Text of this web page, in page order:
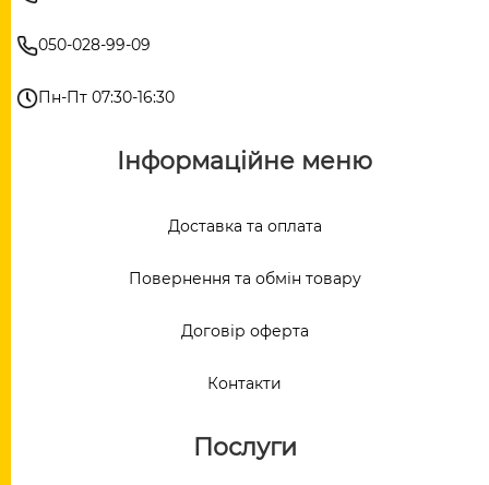
050-028-99-09
Пн-Пт 07:30-16:30
Інформаційне меню
Доставка та оплата
Повернення та обмін товару
Договір оферта
Контакти
Послуги